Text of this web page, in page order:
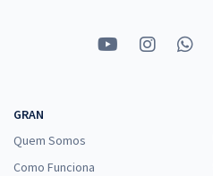
GRAN
Quem Somos
Como Funciona